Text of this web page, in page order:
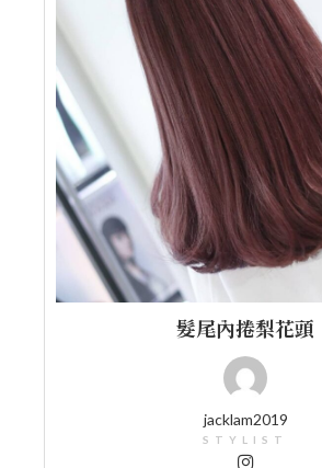
髮尾內捲梨花頭
jacklam2019
STYLIST